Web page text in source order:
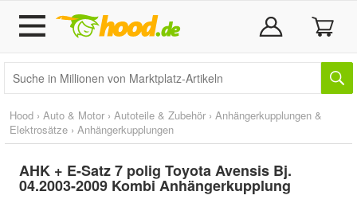
Hood › Auto & Motor › Autoteile & Zubehör › Anhängerkupplungen &
Elektrosätze › Anhängerkupplungen
AHK + E-Satz 7 polig Toyota Avensis Bj.
04.2003-2009 Kombi Anhängerkupplung